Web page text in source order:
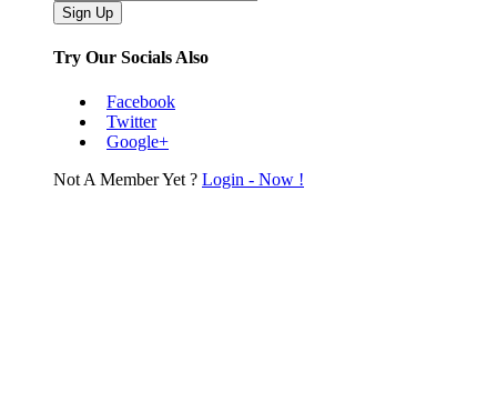
Try Our Socials Also
Facebook
Twitter
Google+
Not A Member Yet ? Login - Now !